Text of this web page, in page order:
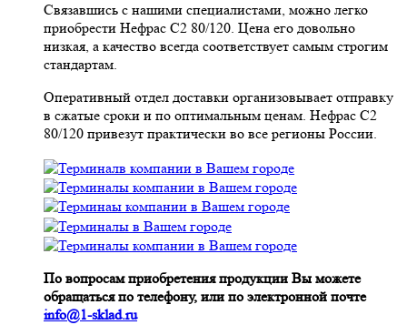
Связавшись с нашими специалистами, можно легко
приобрести Нефрас С2 80/120. Цена его довольно
низкая, а качество всегда соответствует самым строгим
стандартам.
Оперативный отдел доставки организовывает отправку
в сжатые сроки и по оптимальным ценам. Нефрас С2
80/120 привезут практически во все регионы России.
По вопросам приобретения продукции Вы можете
обращаться по телефону, или по электронной почте
info@1-sklad.ru